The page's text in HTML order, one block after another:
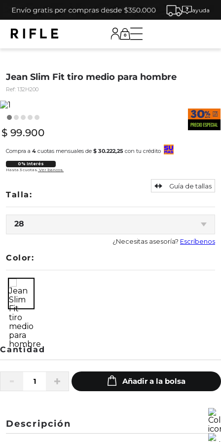
ayuda
0
Jean Slim Fit tiro medio para hombre
Ref: 132H200
$ 99.900
Compra a 4 cuotas mensuales de $ 30.222,25 con tu crédito
0% Interés
Hasta 3 cuotas. Ver bancos.
28
Guía de tallas
¿Necesitas asesoría? Escríbenos
Color:
Descripción